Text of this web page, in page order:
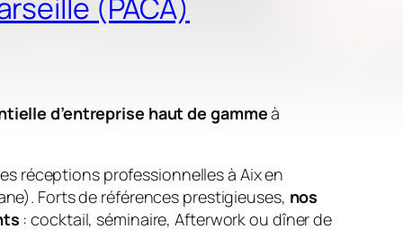
d’entreprise haut de gammeà
réceptions professionnelles à Aix en
Forts de références prestigieuses, nos
: cocktail, séminaire, Afterwork ou dîner de